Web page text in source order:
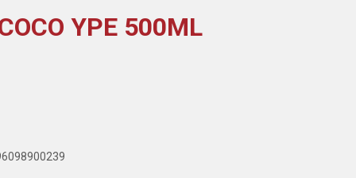
YPE 500ML